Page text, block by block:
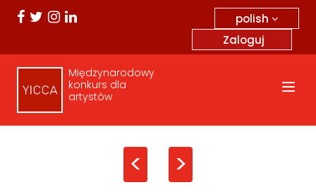
polish
Zaloguj
Międzynarodowy
konkurs dla
artystów
< >